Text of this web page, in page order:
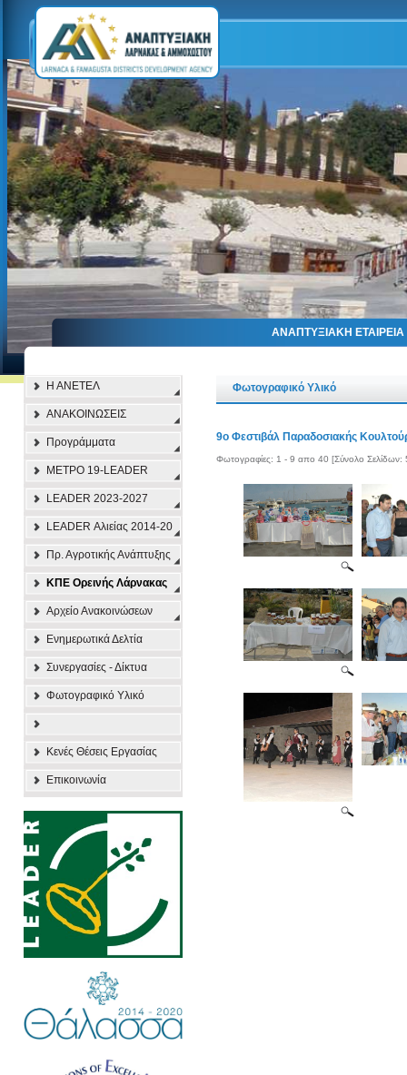
ΑΝΑΠΤΥΞΙΑΚΗ
Η ΑΝΕΤΕΛ
ΑΝΑΚΟΙΝΩΣΕΙΣ
Προγράμματα
ΜΕΤΡΟ 19-LEADER
LEADER 2023-2027
LEADER Αλιείας 2014-20
Πρ. Αγροτικής Ανάπτυξης
ΚΠΕ Ορεινής Λάρνακας
Αρχείο Ανακοινώσεων
Ενημερωτικά Δελτία
Συνεργασίες - Δίκτυα
Φωτογραφικό Υλικό
Κενές Θέσεις Εργασίας
Επικοινωνία
Φωτογραφικό Υλικό
9ο Φεστιβάλ Παραδοσιακής
Φωτογραφίες: 1 - 9 απο 40 [Σύνολο Σελίδων: